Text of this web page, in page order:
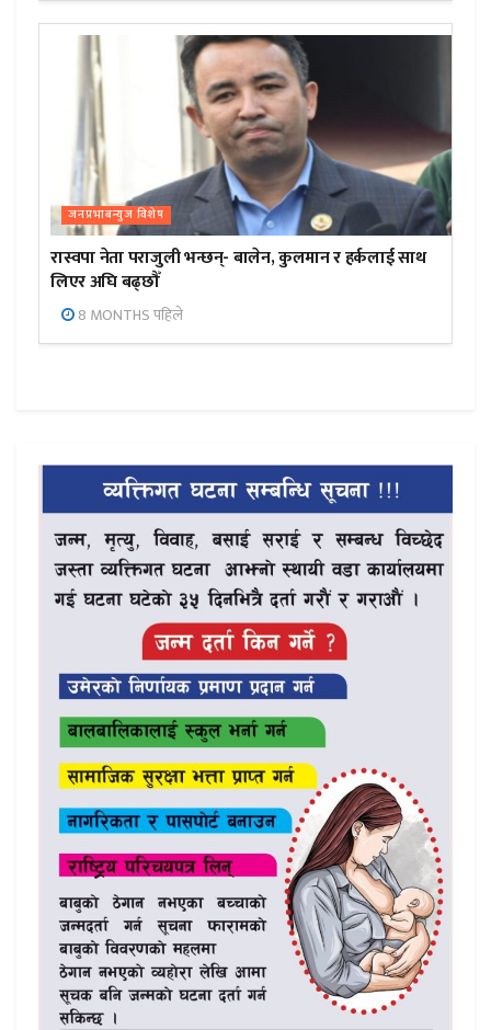
जनप्रभाबन्युज विशेष
रास्वपा नेता पराजुली भन्छन्- बालेन, कुलमान र हर्कलाई साथ
लिएर अघि बढ्छौँ
8 MONTHS पहिले